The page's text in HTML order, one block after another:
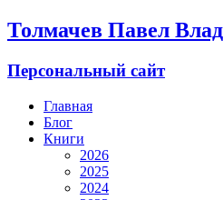
Толмачев Павел
Персональный сайт
Главная
Блог
Книги
2026
2025
2024